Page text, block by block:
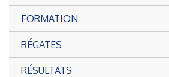
FORMATION
RÉGATES
RÉSULTATS